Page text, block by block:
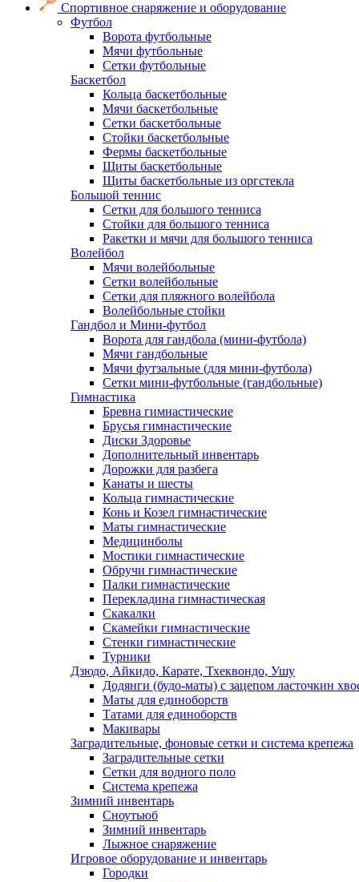
Спортивное снаряжение и оборудование
Футбол
Ворота футбольные
Мячи футбольные
Сетки футбольные
Баскетбол
Кольца баскетбольные
Мячи баскетбольные
Сетки баскетбольные
Стойки баскетбольные
Фермы баскетбольные
Щиты баскетбольные
Щиты баскетбольные из оргстекла
Большой теннис
Сетки для большого тенниса
Стойки для большого тенниса
Ракетки и мячи для большого тенниса
Волейбол
Мячи волейбольные
Сетки волейбольные
Сетки для пляжного волейбола
Волейбольные стойки
Гандбол и Мини-футбол
Ворота для гандбола (мини-футбола)
Мячи гандбольные
Мячи футзальные (для мини-футбола)
Сетки мини-футбольные (гандбольные)
Гимнастика
Бревна гимнастические
Брусья гимнастические
Диски Здоровье
Дополнительный инвентарь
Дорожки для разбега
Канаты и шесты
Кольца гимнастические
Конь и Козел гимнастические
Маты гимнастические
Медицинболы
Мостики гимнастические
Обручи гимнастические
Палки гимнастические
Перекладина гимнастическая
Скакалки
Скамейки гимнастические
Стенки гимнастические
Турники
Дзюдо, Айкидо, Карате, Тхеквондо, Ушу
Додянги (будо-маты) с зацепом ласточкин
Маты для единоборств
Татами для единоборств
Макивары
Заградительные, фоновые сетки и система крепежа
Заградительные сетки
Сетки для водного поло
Система крепежа
Зимний инвентарь
Сноутьюб
Зимний инвентарь
Лыжное снаряжение
Игровое оборудование и инвентарь
Городки